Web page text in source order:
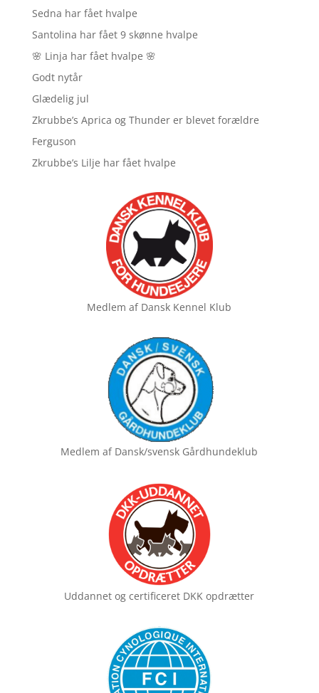
Sedna har fået hvalpe
Santolina har fået 9 skønne hvalpe
🌸 Linja har fået hvalpe 🌸
Godt nytår
Glædelig jul
Zkrubbe’s Aprica og Thunder er blevet forældre
Ferguson
Zkrubbe’s Lilje har fået hvalpe
Medlem af Dansk Kennel Klub
Medlem af Dansk/svensk Gårdhundeklub
Uddannet og certificeret DKK opdrætter